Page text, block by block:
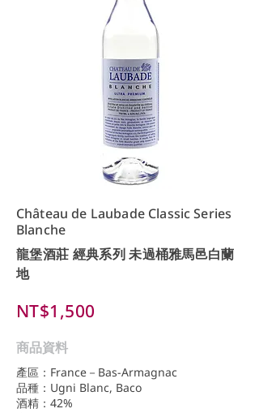
Château de Laubade Classic Series
Blanche
龍堡酒莊 經典系列 未過桶雅馬邑白蘭
地
NT$1,500
商品資料
產區：France－Bas-Armagnac
品種：Ugni Blanc, Baco
酒精：42%